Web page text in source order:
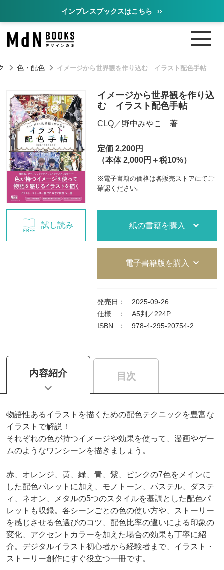
インプレスブックスはこちら ››
色・配色 イメージから世界観を作り込む イラスト配色手帖
試し読み
イメージから世界観を作り込
む イラスト配色手帖
CLQ／野中みやこ 著
定価 2,200円
（本体 2,000円＋税10%）
※電子書籍の価格は各販売ストアにてご
確認ください｡
紙の書籍を購入
電子書籍版を購入
発売日 ：
2025-09-26
仕様
：
A5判／224P
ISBN
： 978-4-295-20754-2
内容紹介 目次
物語性あるイラストを描くための配色テクニックを豊富な
イラストで解説！
それぞれの色が持つイメージや効果を使って、漫画やゲー
ムのようなワンシーンを描きましょう。
赤、オレンジ、黄、緑、青、紫、ピンクの7色をメインに
した配色パレットに加え、モノトーン、パステル、ダステ
ィ、ネオン、メタルの5つのスタイルを基調とした配色パ
レットも収録。各シーンごとの色の使い方や、ストーリー
を感じさせる色選びのコツ、配色比率の違いによる印象の
変化、アクセントカラーを加えた場合の効果も丁寧に紹
介。デジタルイラスト初心者から経験者まで、イラスト・
ストーリー創作にすぐ役立つ一冊です。